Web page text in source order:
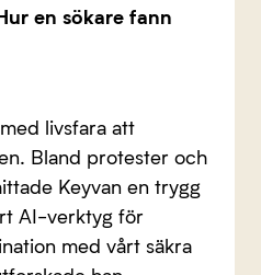
en sökare fann
livsfara att
Bland protester och
Keyvan en trygg
AI-verktyg för
med vårt säkra